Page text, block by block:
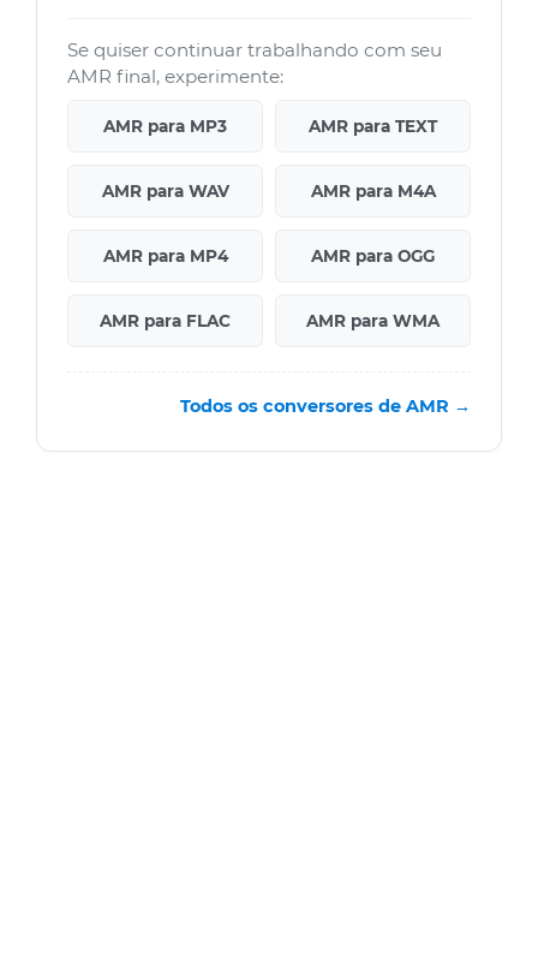
Se quiser continuar trabalhando com seu
AMR final, experimente:
AMR para MP3 AMR para TEXT
AMR para WAV AMR para M4A
AMR para MP4 AMR para OGG
AMR para FLAC AMR para WMA
Todos os conversores de AMR →